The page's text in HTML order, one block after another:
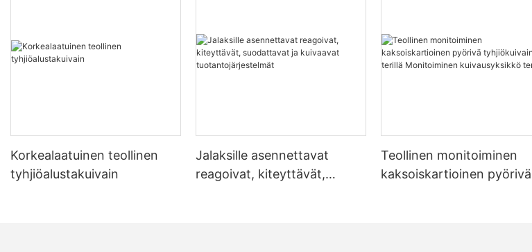
Korkealaatuinen teollinen
tyhjiöalustakuivain
Jalaksille asennettavat
reagoivat, kiteyttävät,
Teollinen monitoiminen
kaksoiskartioinen pyörivä